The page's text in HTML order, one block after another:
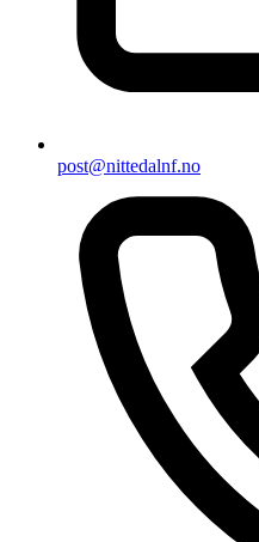
post@nittedalnf.no